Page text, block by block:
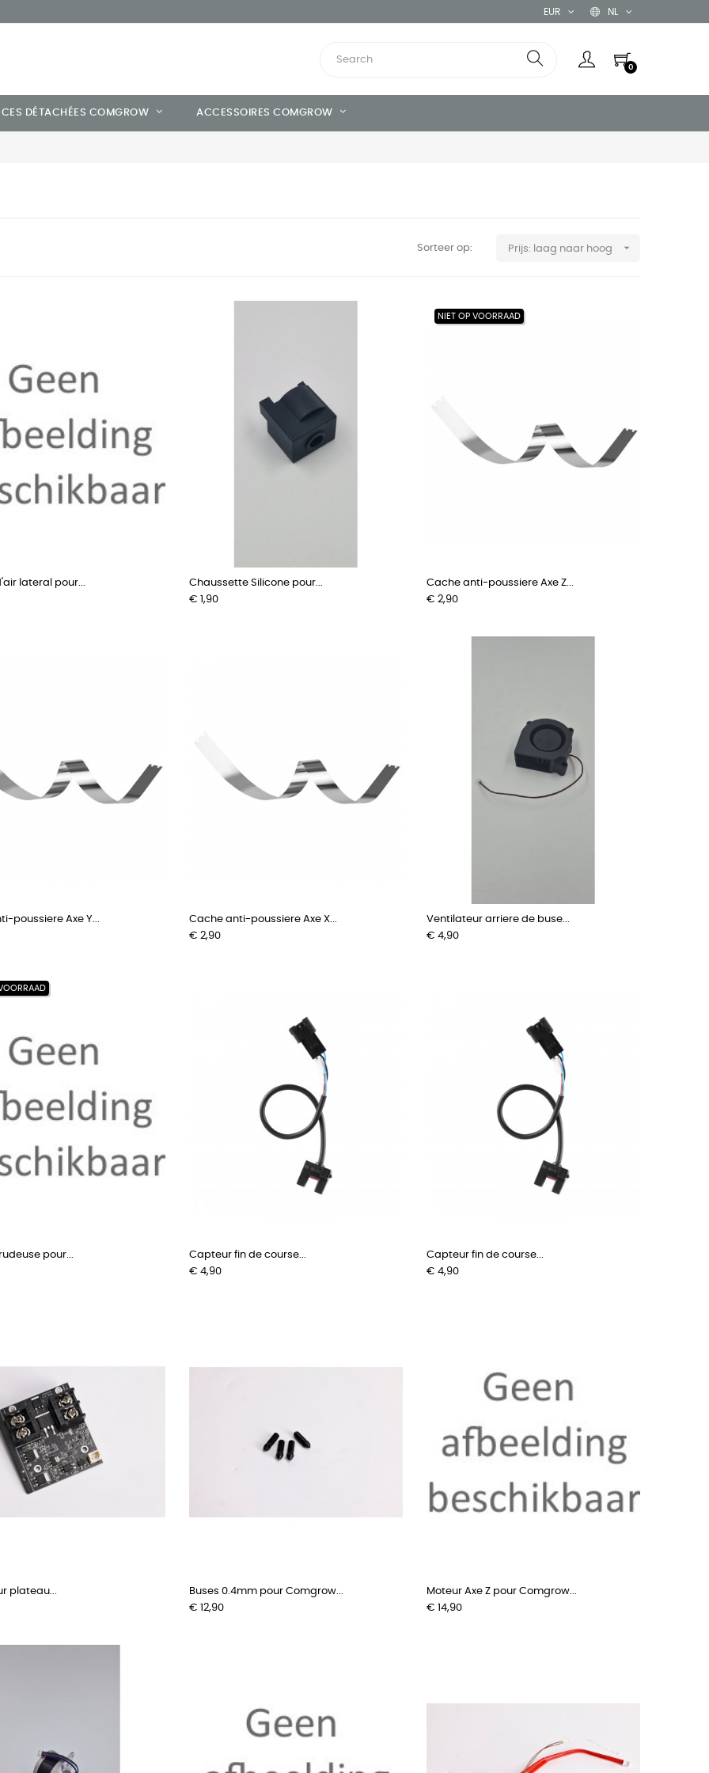
NL
EUR
0
DÉTACHÉES COMGROW ACCESSOIRES COMGROW
Sorteer op: Prijs: laag naar hoog 
lateral pour...
Chaussette Silicone pour...
Prijs
€ 1,90
NIET OP VOORRAAD
Cache anti-poussiere Axe Z...
Prijs
€ 2,90
poussiere Axe Y...
Cache anti-poussiere Axe X...
Prijs
€ 2,90
Ventilateur arriere de buse...
Prijs
€ 4,90
pour...
Capteur fin de course...
Prijs
€ 4,90
Capteur fin de course...
Prijs
€ 4,90
plateau...
Buses 0.4mm pour Comgrow...
Prijs
€ 12,90
Moteur Axe Z pour Comgrow...
Prijs
€ 14,90